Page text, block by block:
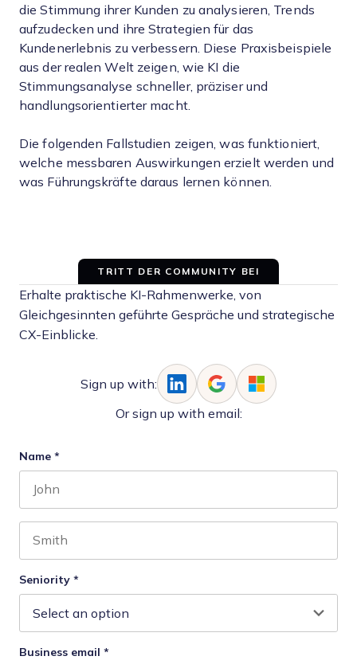
die Stimmung ihrer Kunden zu analysieren, Trends
aufzudecken und ihre Strategien für das
Kundenerlebnis zu verbessern. Diese Praxisbeispiele
aus der realen Welt zeigen, wie KI die
Stimmungsanalyse schneller, präziser und
handlungsorientierter macht.
Die folgenden Fallstudien zeigen, was funktioniert,
welche messbaren Auswirkungen erzielt werden und
was Führungskräfte daraus lernen können.
TRITT DER COMMUNITY BEI
Erhalte praktische KI-Rahmenwerke, von
Gleichgesinnten geführte Gespräche und strategische
CX-Einblicke.
Sign up with:
Or sign up with email:
Name *
Seniority *
Business email *